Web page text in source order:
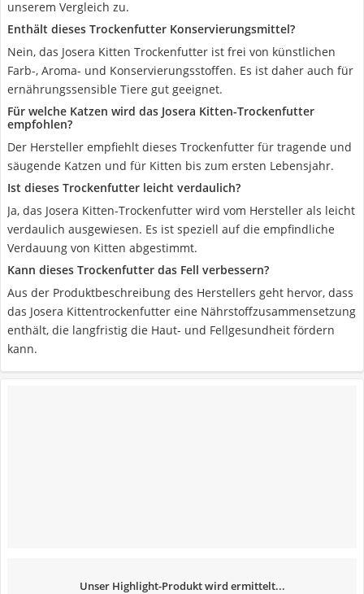
unserem Vergleich zu.
Enthält dieses Trockenfutter Konservierungsmittel?
Nein, das Josera Kitten Trockenfutter ist frei von künstlichen
Farb-, Aroma- und Konservierungsstoffen. Es ist daher auch für
ernährungssensible Tiere gut geeignet.
Für welche Katzen wird das Josera Kitten-Trockenfutter
empfohlen?
Der Hersteller empfiehlt dieses Trockenfutter für tragende und
säugende Katzen und für Kitten bis zum ersten Lebensjahr.
Ist dieses Trockenfutter leicht verdaulich?
Ja, das Josera Kitten-Trockenfutter wird vom Hersteller als leicht
verdaulich ausgewiesen. Es ist speziell auf die empfindliche
Verdauung von Kitten abgestimmt.
Kann dieses Trockenfutter das Fell verbessern?
Aus der Produktbeschreibung des Herstellers geht hervor, dass
das Josera Kittentrockenfutter eine Nährstoffzusammensetzung
enthält, die langfristig die Haut- und Fellgesundheit fördern
kann.
Unser Highlight-Produkt wird ermittelt...